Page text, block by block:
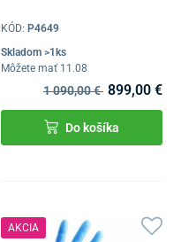
KÓD:P4649
Skladom >1ks
Môžete mať 11.08
1 090,00 € 899,00 €
Do košíka
AKCIA